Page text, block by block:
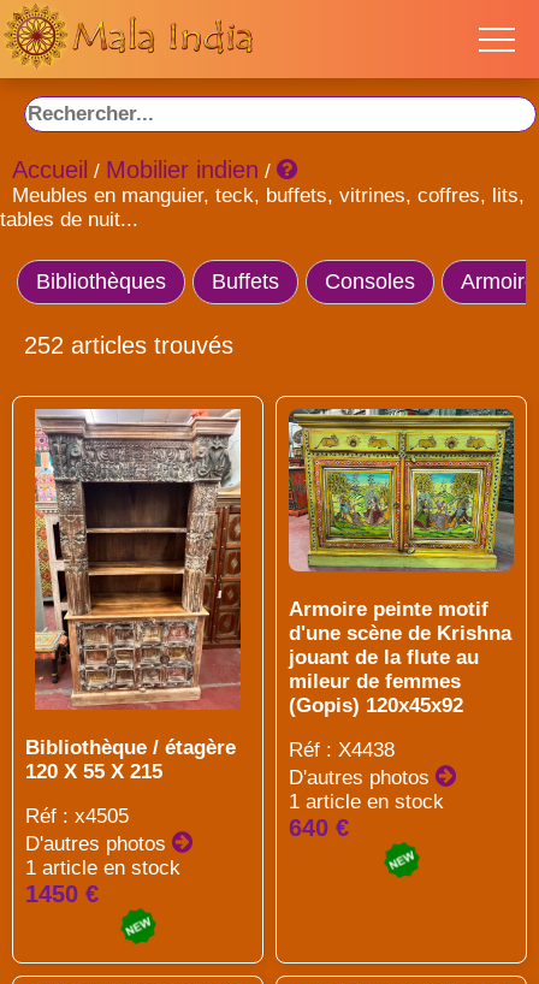
Accueil / Mobilier indien /
Meubles en manguier, teck, buffets, vitrines, coffres, lits,
tables de nuit...
Bibliothèques Buffets Consoles
252 articles trouvés
Bibliothèque / étagère
120 X 55 X 215
Réf : x4505
D'autres photos
1 article en stock
1450 €
Armoire peinte motif
d'une scène de Krishna
jouant de la flute au
mileur de femmes
(Gopis) 120x45x92
Réf : X4438
D'autres photos
1 article en stock
640 €